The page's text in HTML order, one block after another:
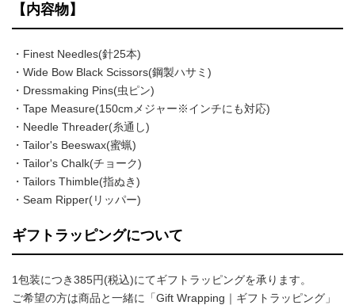
【内容物】
・Finest Needles(針25本)
・Wide Bow Black Scissors(鋼製ハサミ)
・Dressmaking Pins(虫ピン)
・Tape Measure(150cmメジャー※インチにも対応)
・Needle Threader(糸通し)
・Tailor's Beeswax(蜜蝋)
・Tailor's Chalk(チョーク)
・Tailors Thimble(指ぬき)
・Seam Ripper(リッパー)
ギフトラッピングについて
1包装につき385円(税込)にてギフトラッピングを承ります。
ご希望の方は商品と一緒に「Gift Wrapping｜ギフトラッピング」